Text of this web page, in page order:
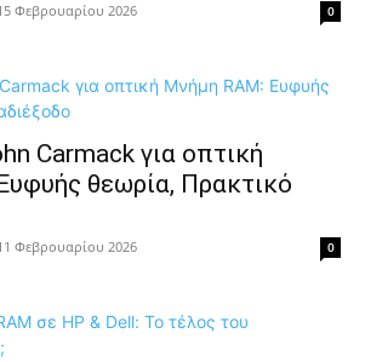
Φεβρουαρίου 2026 0
Carmack για οπτική
θεωρία, Πρακτικό
Φεβρουαρίου 2026 0